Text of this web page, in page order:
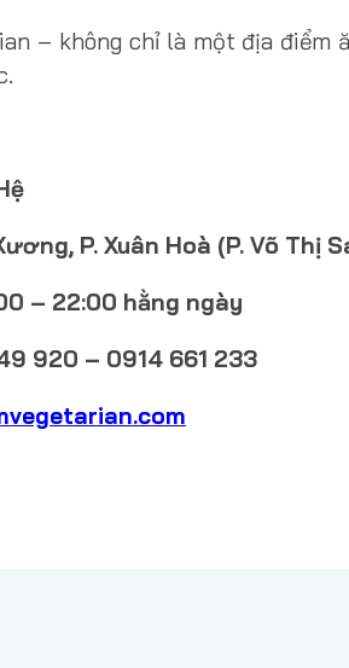
– không chỉ là một địa
P. Xuân Hoà (P. Võ Thị
– 22:00 hằng ngày
920 – 0914 661 233